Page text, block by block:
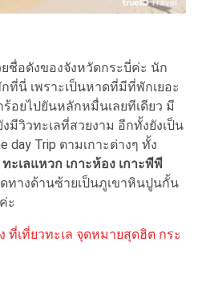
ชื่อดังของจังหวัดกระบี่ค่ะ นัก
นี่ เพราะเป็นหาดที่มีที่พักเยอะ
อยไปยันหลักหมื่นเลยทีเดียว มี
มีวิวทะเลที่สวยงาม อีกทั้งยังเป็น
day Trip ตามเกาะต่างๆ ทั้ง
ะเลแหวก เกาะห้อง เกาะพีพี
ทางด้านซ้ายเป็นภูเขาหินปูนกั้น
ค่ะ
ที่เที่ยวทะเล จุดหมายสุดฮิต กระ